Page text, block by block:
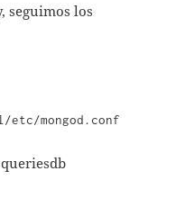
seguimos los
mongod.conf